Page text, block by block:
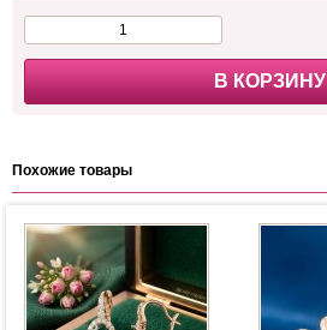
В КОРЗИНУ
Похожие товары